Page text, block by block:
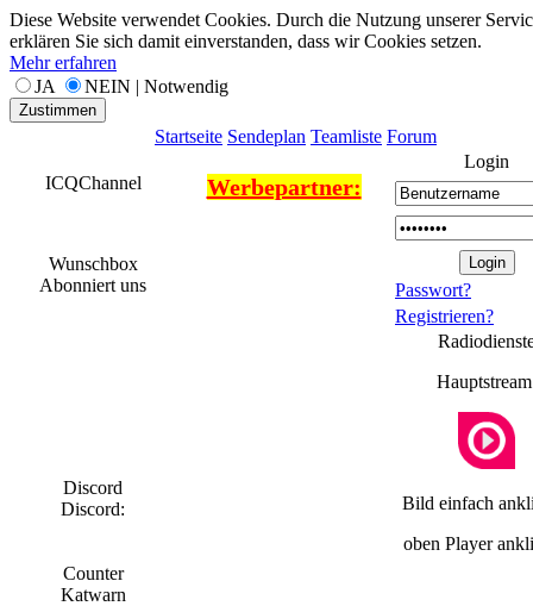
Diese Website verwendet Cookies. Durch die Nutzung unserer
erklären Sie sich damit einverstanden, dass wir Cookies setzen.
Mehr erfahren
JA
NEIN | Notwendig
Zustimmen
Startseite Sendeplan Teamliste Forum
ICQChannel
Wunschbox
Abonniert uns
Discord
Discord:
Counter
Katwarn
Werbepartner:
Login
Passwort?
Registrieren?
Bild einfach
oben Player